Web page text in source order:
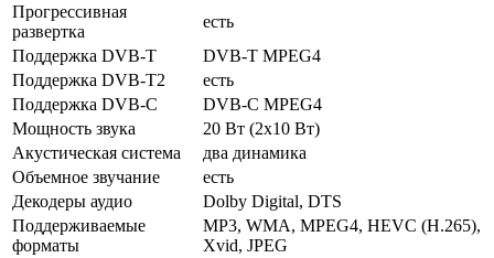
Прогрессивная
развертка
есть
Поддержка DVB-T
DVB-T MPEG4
Поддержка DVB-T2
есть
Поддержка DVB-C
DVB-C MPEG4
Мощность звука
20 Вт (2х10 Вт)
Акустическая система
два динамика
Объемное звучание
есть
Декодеры аудио
Dolby Digital, DTS
Поддерживаемые
форматы
MP3, WMA, MPEG4, HEVC (H.265),
Xvid, JPEG